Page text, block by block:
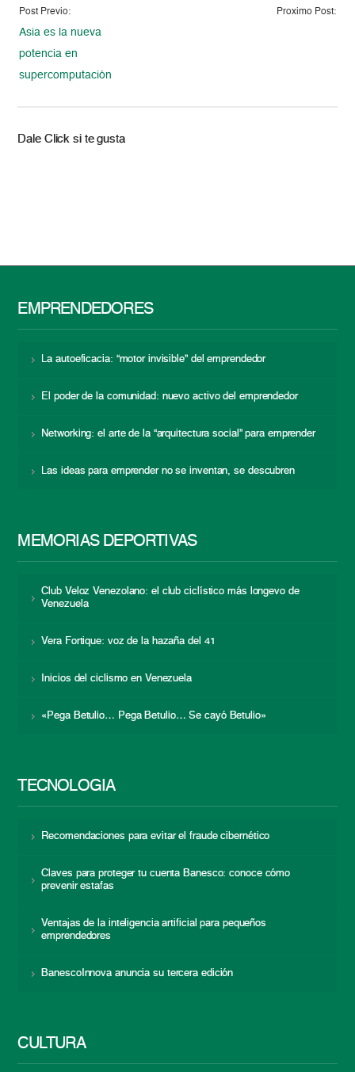
Post Previo:
Asia es la nueva
potencia en
supercomputación
Proximo Post:
Dale Click si te gusta
EMPRENDEDORES
La autoeficacia: “motor invisible” del emprendedor
El poder de la comunidad: nuevo activo del emprendedor
Networking: el arte de la “arquitectura social” para emprender
Las ideas para emprender no se inventan, se descubren
MEMORIAS DEPORTIVAS
Club Veloz Venezolano: el club ciclístico más longevo de
Venezuela
Vera Fortique: voz de la hazaña del 41
Inicios del ciclismo en Venezuela
«Pega Betulio… Pega Betulio… Se cayó Betulio»
TECNOLOGÍA
Recomendaciones para evitar el fraude cibernético
Claves para proteger tu cuenta Banesco: conoce cómo
prevenir estafas
Ventajas de la inteligencia artificial para pequeños
emprendedores
BanescoInnova anuncia su tercera edición
CULTURA